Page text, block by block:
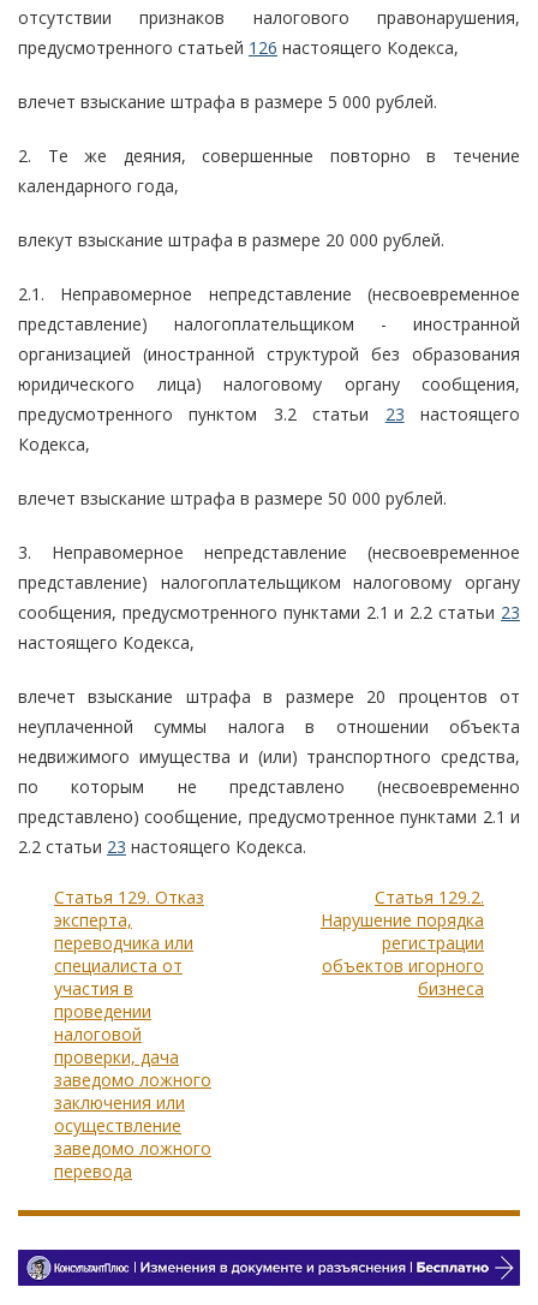
отсутствии признаков налогового правонарушения,
предусмотренного статьей 126 настоящего Кодекса,
влечет взыскание штрафа в размере 5 000 рублей.
2. Те же деяния, совершенные повторно в течение
календарного года,
влекут взыскание штрафа в размере 20 000 рублей.
2.1. Неправомерное непредставление (несвоевременное
представление) налогоплательщиком - иностранной
организацией (иностранной структурой без образования
юридического лица) налоговому органу сообщения,
предусмотренного пунктом 3.2 статьи 23 настоящего
Кодекса,
влечет взыскание штрафа в размере 50 000 рублей.
3. Неправомерное непредставление (несвоевременное
представление) налогоплательщиком налоговому органу
сообщения, предусмотренного пунктами 2.1 и 2.2 статьи 23
настоящего Кодекса,
влечет взыскание штрафа в размере 20 процентов от
неуплаченной суммы налога в отношении объекта
недвижимого имущества и (или) транспортного средства,
по которым не представлено (несвоевременно
представлено) сообщение, предусмотренное пунктами 2.1 и
2.2 статьи 23 настоящего Кодекса.
Статья 129. Отказ
эксперта,
переводчика или
специалиста от
участия в
проведении
налоговой
проверки, дача
заведомо ложного
заключения или
осуществление
заведомо ложного
перевода
Статья 129.2.
Нарушение порядка
регистрации
объектов игорного
бизнеса